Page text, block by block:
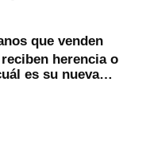
que venden
herencia o
es su nueva